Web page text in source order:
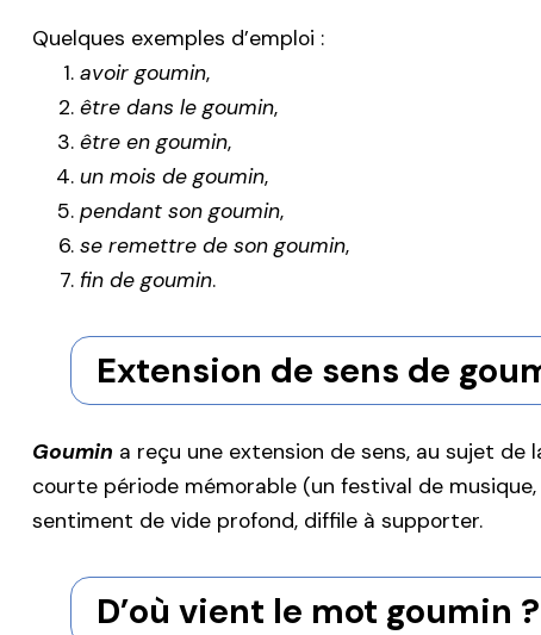
Quelques exemples d’emploi :
avoir goumin,
être dans le goumin,
être en goumin,
un mois de goumin,
pendant son goumin,
se remettre de son goumin,
fin de goumin.
Extension de sens de
Goumin a reçu une extension de sens, au sujet de
courte période mémorable (un festival de
sentiment de vide profond, diffile à supporter.
D’où vient le mot goumin ?